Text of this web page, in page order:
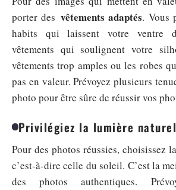
porter des vêtements adaptés. Vous
habits qui laissent votre ventre
vêtements qui soulignent votre
vêtements trop amples ou les robes
pas en valeur. Prévoyez plusieurs
photo pour être sûre de réussir vos
Privilégiez la lumière
Pour des photos réussies, choisissez
c’est-à-dire celle du soleil. C’est la
des photos authentiques.